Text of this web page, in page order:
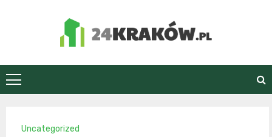
24Kraków.pl
Uncategorized